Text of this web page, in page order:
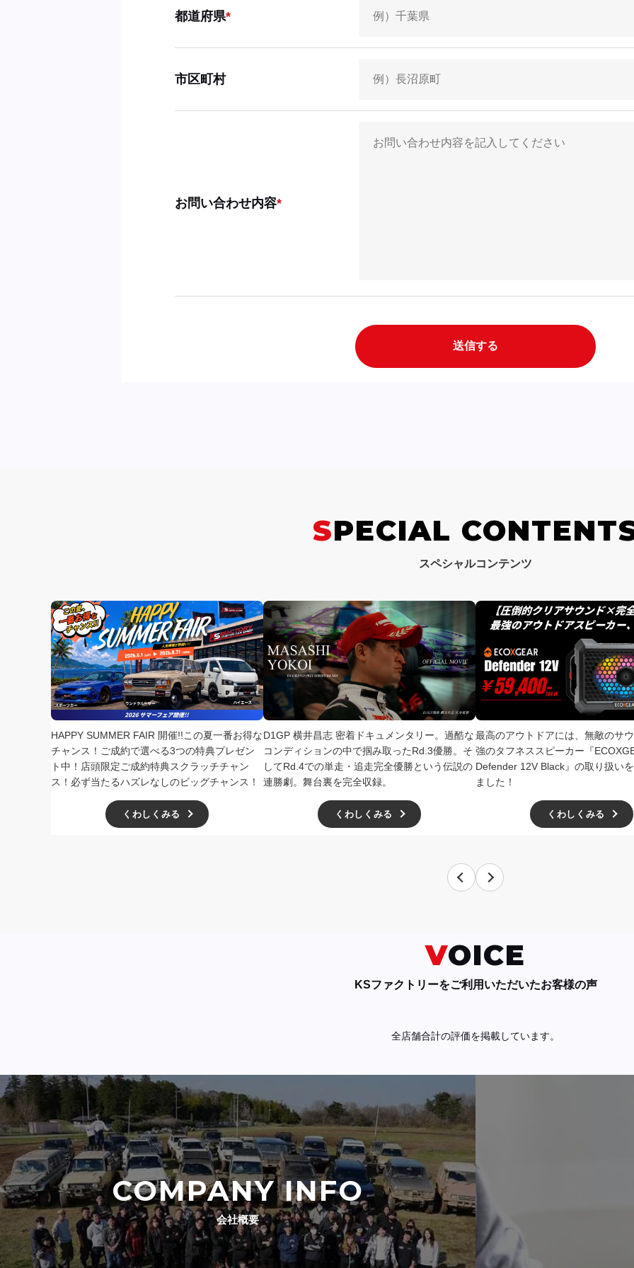
都道府県
市区町村
お問い合わせ内容
SPECIAL
スペシャルコンテンツ
HAPPY SUMMER FAIR 開催!!この夏一番お得な
チャンス！ご成約で選べる3つの特典プレゼン
ト中！店頭限定ご成約特典スクラッチチャン
ス！必ず当たるハズレなしのビッグチャンス！
くわしくみる
D1GP 横井昌志 密着ドキュメンタリー。過酷な
コンディションの中で掴み取ったRd.3優勝。そ
してRd.4での単走・追走完全優勝という伝説の
連勝劇。舞台裏を完全収録。
くわしくみる
最高のアウトドアには、無敵のサ
強のタフネススピーカー『
Defender 12V Black』の取り扱い
ました！
くわしくみる
VOICE
KSファクトリーをご利用いただいたお客様の声
全店舗合計の評価を掲載しています。
COMPANY INFO
会社概要